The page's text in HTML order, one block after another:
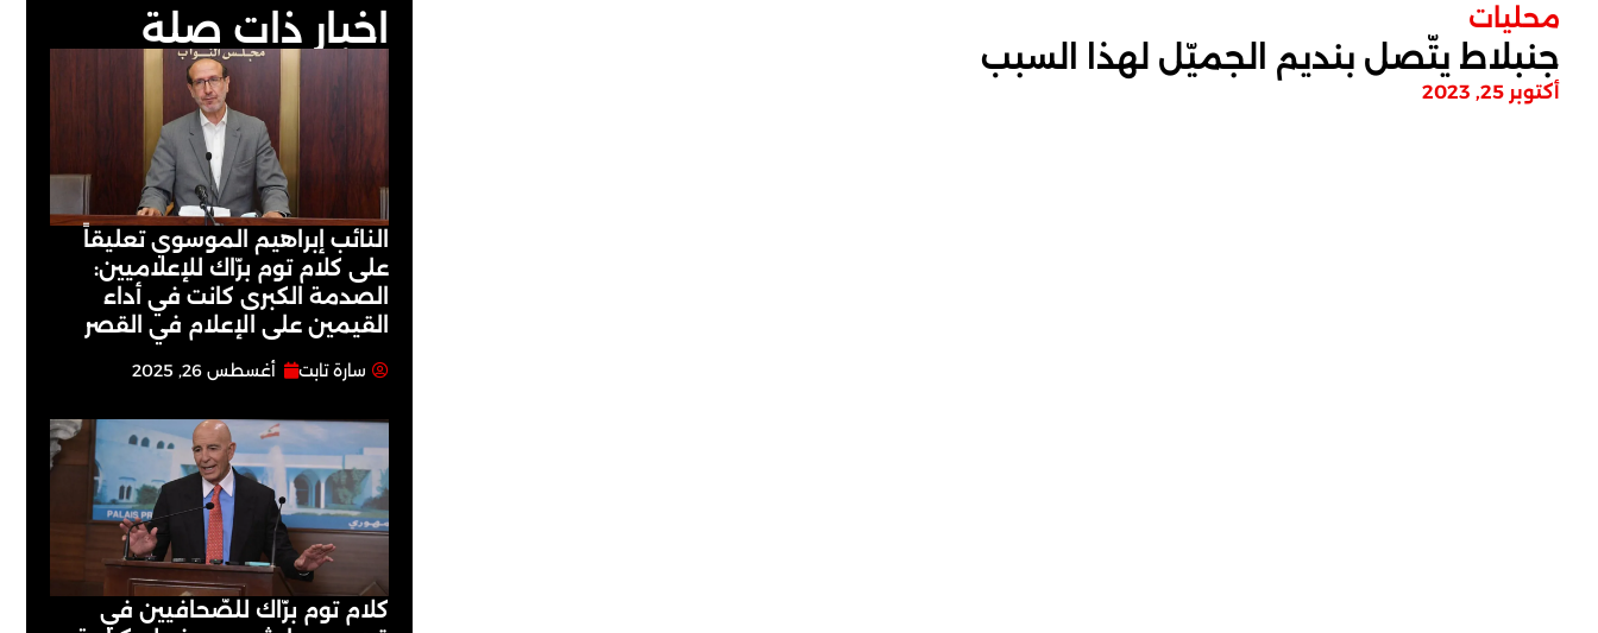
اخبار ذات صلة
النائب إبراهيم الموسوي تعليقاً
على كلام توم برّاك للإعلاميين:
الصدمة الكبرى كانت في أداء
القيمين على ‏الإعلام في القصر
سارة تابت أغسطس 26, 2025
كلام توم برّاك للصّحافيين في
محليات
جنبلاط يتّصل بنديم الجميّل لهذا السبب
أكتوبر 25, 2023